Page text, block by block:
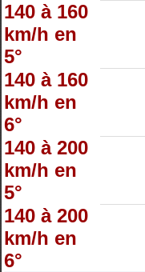
140 à 160
km/h en
5°
140 à 160
km/h en
6°
140 à 200
km/h en
5°
140 à 200
km/h en
6°